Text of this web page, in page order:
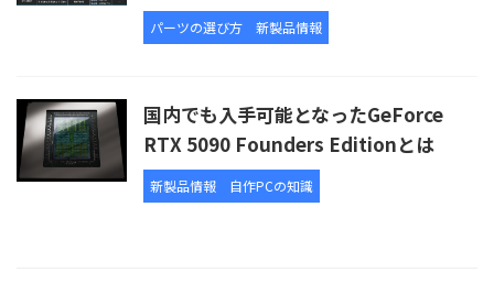
パーツの選び方 新製品情報
国内でも入手可能となったGeForce
RTX 5090 Founders Editionとは
新製品情報 自作PCの知識